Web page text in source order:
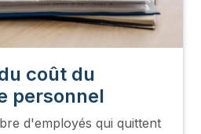
coût du
personnel
d'employés qui quittent